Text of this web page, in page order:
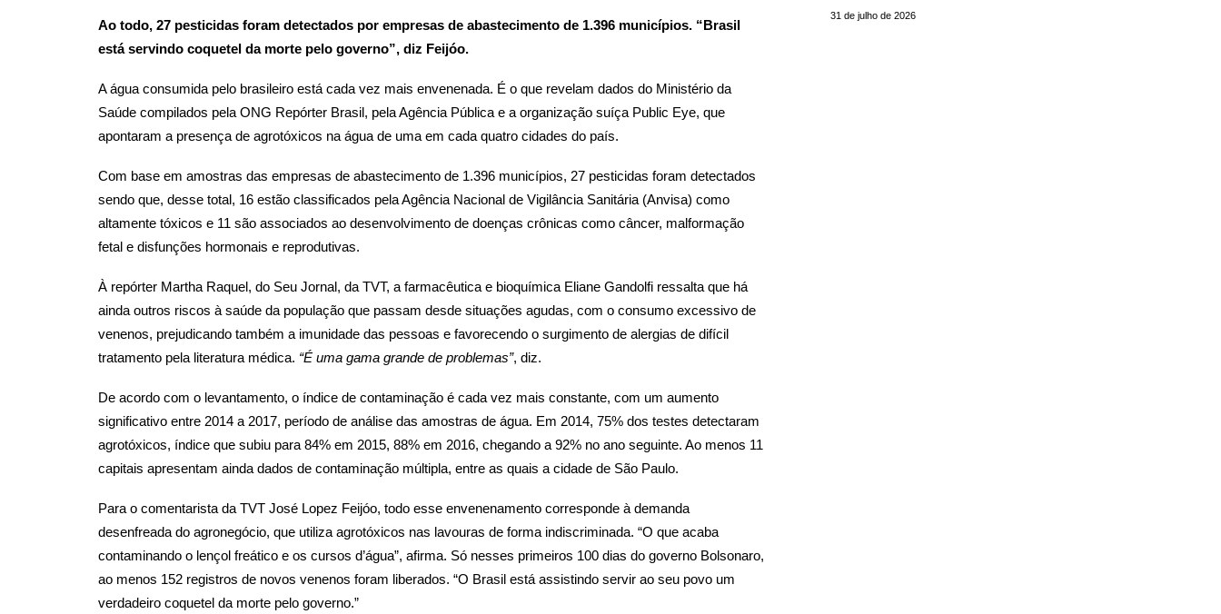
Ao todo, 27 pesticidas foram detectados por empresas de abastecimento de 1.396 municípios. “Brasil
está servindo coquetel da morte pelo governo”, diz Feijóo.
A água consumida pelo brasileiro está cada vez mais envenenada. É o que revelam dados do Ministério da
Saúde compilados pela ONG Repórter Brasil, pela Agência Pública e a organização suíça Public Eye, que
apontaram a presença de agrotóxicos na água de uma em cada quatro cidades do país.
Com base em amostras das empresas de abastecimento de 1.396 municípios, 27 pesticidas foram detectados
sendo que, desse total, 16 estão classificados pela Agência Nacional de Vigilância Sanitária (Anvisa) como
altamente tóxicos e 11 são associados ao desenvolvimento de doenças crônicas como câncer, malformação
fetal e disfunções hormonais e reprodutivas.
À repórter Martha Raquel, do Seu Jornal, da TVT, a farmacêutica e bioquímica Eliane Gandolfi ressalta que há
ainda outros riscos à saúde da população que passam desde situações agudas, com o consumo excessivo de
venenos, prejudicando também a imunidade das pessoas e favorecendo o surgimento de alergias de difícil
tratamento pela literatura médica. “É uma gama grande de problemas”, diz.
De acordo com o levantamento, o índice de contaminação é cada vez mais constante, com um aumento
significativo entre 2014 a 2017, período de análise das amostras de água. Em 2014, 75% dos testes detectaram
agrotóxicos, índice que subiu para 84% em 2015, 88% em 2016, chegando a 92% no ano seguinte. Ao menos 11
capitais apresentam ainda dados de contaminação múltipla, entre as quais a cidade de São Paulo.
Para o comentarista da TVT José Lopez Feijóo, todo esse envenenamento corresponde à demanda
desenfreada do agronegócio, que utiliza agrotóxicos nas lavouras de forma indiscriminada. “O que acaba
contaminando o lençol freático e os cursos d’água”, afirma. Só nesses primeiros 100 dias do governo Bolsonaro,
ao menos 152 registros de novos venenos foram liberados. “O Brasil está assistindo servir ao seu povo um
verdadeiro coquetel da morte pelo governo.”
31 de julho de 2026